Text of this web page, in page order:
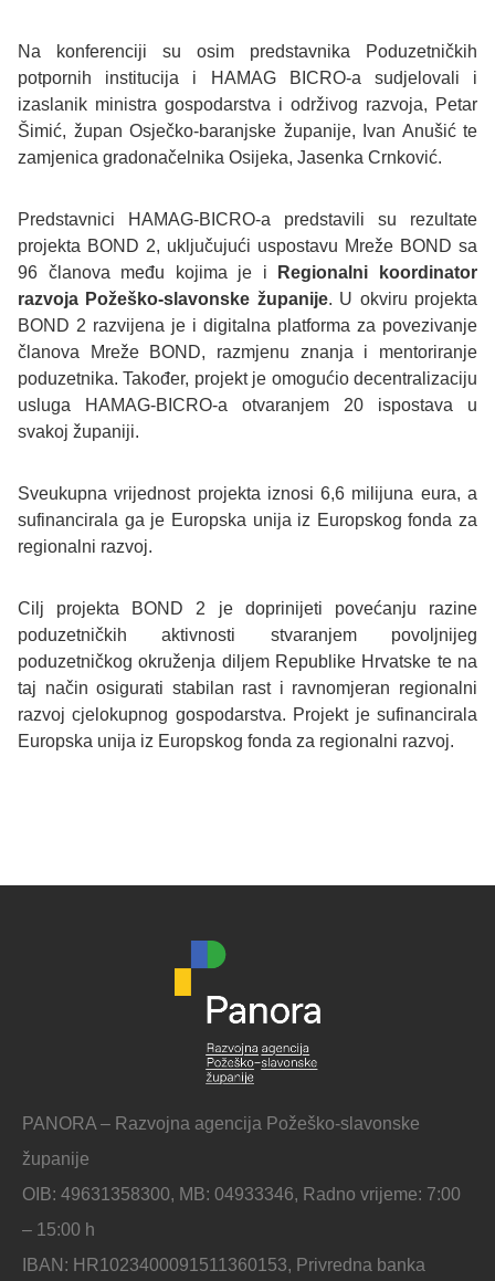
Na konferenciji su osim predstavnika Poduzetničkih
potpornih institucija i HAMAG BICRO-a sudjelovali i
izaslanik ministra gospodarstva i održivog razvoja, Petar
Šimić, župan Osječko-baranjske županije, Ivan Anušić te
zamjenica gradonačelnika Osijeka, Jasenka Crnković.
Predstavnici HAMAG-BICRO-a predstavili su rezultate
projekta BOND 2, uključujući uspostavu Mreže BOND sa
96 članova među kojima je i
Regionalni koordinator
razvoja Požeško-slavonske županije. U okviru projekta
BOND 2 razvijena je i digitalna platforma za povezivanje
članova Mreže BOND, razmjenu znanja i mentoriranje
poduzetnika. Također, projekt je omogućio decentralizaciju
usluga HAMAG-BICRO-a otvaranjem 20 ispostava u
svakoj županiji.
Sveukupna vrijednost projekta iznosi 6,6 milijuna eura, a
sufinancirala ga je Europska unija iz Europskog fonda za
regionalni razvoj.
Cilj projekta BOND 2 je doprinijeti povećanju razine
poduzetničkih aktivnosti stvaranjem povoljnijeg
poduzetničkog okruženja diljem Republike Hrvatske te na
taj način osigurati stabilan rast i ravnomjeran regionalni
razvoj cjelokupnog gospodarstva. Projekt je sufinancirala
Europska unija iz Europskog fonda za regionalni razvoj.
PANORA – Razvojna agencija Požeško-slavonske
županije
OIB: 49631358300, MB: 04933346, Radno vrijeme: 7:00
– 15:00 h
IBAN: HR1023400091511360153, Privredna banka